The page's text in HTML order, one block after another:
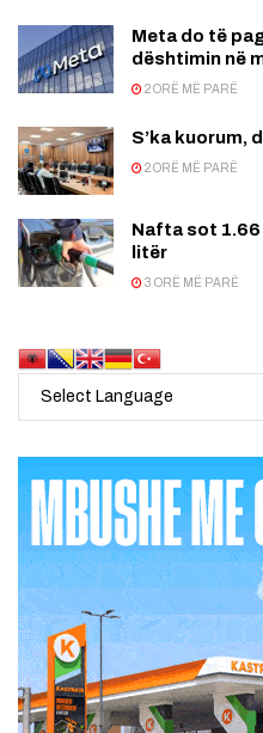
Meta do të
dështimin në
2 ORË MË PARË
S’ka kuorum,
2 ORË MË PARË
Nafta sot 1.66
litër
3 ORË MË PARË